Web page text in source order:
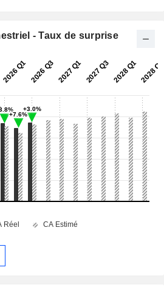
- Taux de surprise